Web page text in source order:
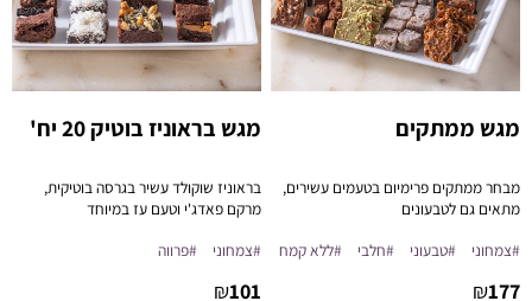
מגש ממתקים
מבחר ממתקים פרימיום בטעמים עשירים,
מתאים גם לטבעונים
#צמחוני
#טבעוני #חלבי #ללא קמח
177
₪
מגש בראוניז בוטיק 20 יח'
בראוניז שוקולד עשיר בגרסה בוטיקית,
מרקם פאדג'י וטעם עז במיוחד
#צמחוני
#פרווה
101
₪